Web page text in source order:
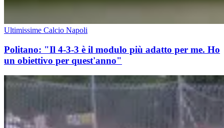
Ultimissime Calcio Napoli
Politano: "Il 4-3-3 è il modulo più adatto per me. Ho
un obiettivo per quest'anno"